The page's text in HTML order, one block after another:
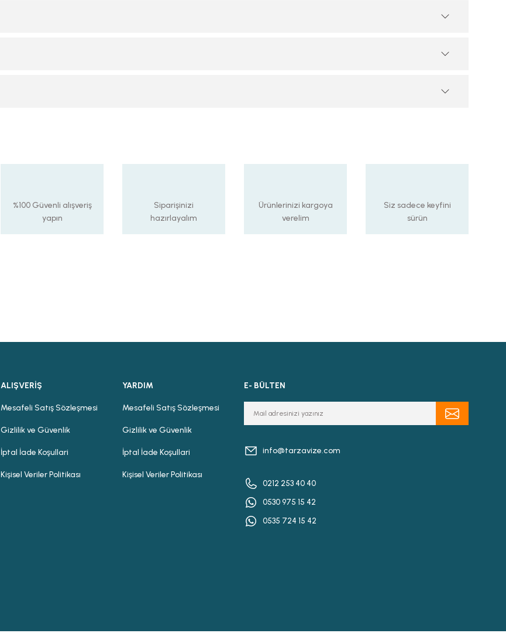
%100 Güvenli alışveriş
yapın
Siparişinizi
hazırlayalım
Ürünlerinizi kargoya
verelim
Siz sadece keyfini
sürün
ALIŞVERİŞ
Mesafeli Satış Sözleşmesi
Gizlilik ve Güvenlik
İptal İade Koşullari
Kişisel Veriler Politikası
YARDIM
Mesafeli Satış Sözleşmesi
Gizlilik ve Güvenlik
İptal İade Koşullari
Kişisel Veriler Politikası
E- BÜLTEN
info@tarzavize.com
0212 253 40 40
0530 975 15 42
0535 724 15 42